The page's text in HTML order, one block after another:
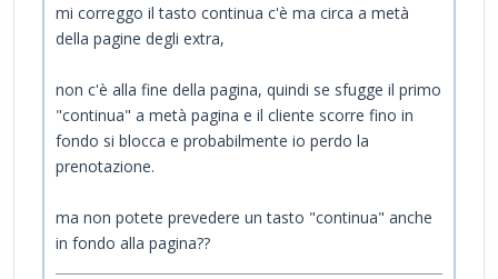
mi correggo il tasto continua c'è ma circa a metà
della pagine degli extra,
non c'è alla fine della pagina, quindi se sfugge il primo
"continua" a metà pagina e il cliente scorre fino in
fondo si blocca e probabilmente io perdo la
prenotazione.
ma non potete prevedere un tasto "continua" anche
in fondo alla pagina??